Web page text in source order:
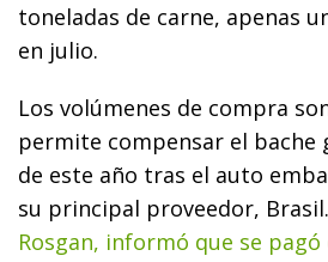
toneladas de carne, apenas
en julio.
Los volúmenes de compra
permite compensar el bache
de este año tras el auto
su principal proveedor, Brasil.
Rosgan, informó que se